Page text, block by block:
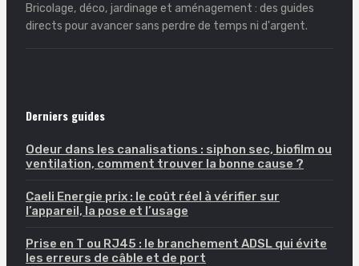
Bricolage, déco, jardinage et aménagement : des guides
directs pour avancer sans perdre de temps ni d'argent.
Derniers guides
Odeur dans les canalisations : siphon sec, biofilm ou
ventilation, comment trouver la bonne cause ?
Caeli Energie prix : le coût réel à vérifier sur
l’appareil, la pose et l’usage
Prise en T ou RJ45 : le branchement ADSL qui évite
les erreurs de câble et de port